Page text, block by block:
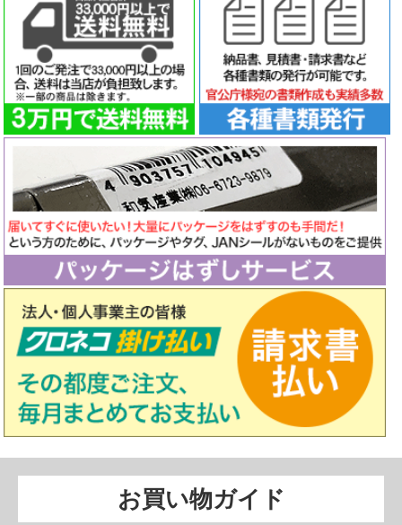
お買い物ガイド